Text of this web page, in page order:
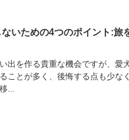
いための4つのポイント:旅
出を作る貴重な機会ですが、愛
ことが多く、後悔する点も少な
...